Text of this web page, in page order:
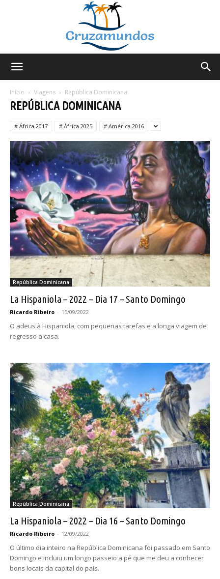
Início Viagens República Dominicana
REPÚBLICA DOMINICANA
# África 2017 # África 2025 # América 2016
República Dominicana
La Hispaniola – 2022 – Dia 17 – Santo Domingo
Ricardo Ribeiro - 15/09/2022
O adeus à Hispaniola, com pequenas tarefas e a longa viagem de
regresso a casa.
República Dominicana
La Hispaniola – 2022 – Dia 16 – Santo Domingo
Ricardo Ribeiro - 12/09/2022
O último dia inteiro na República Dominicana foi passado em Santo
Domingo e incluiu um longo passeio a pé que me deu a conhecer
bons locais da capital do país.